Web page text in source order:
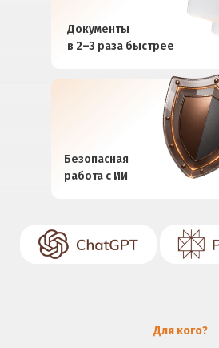
Документы
в 2–3 раза быстрее
Безопасная
работа с ИИ
Для кого?